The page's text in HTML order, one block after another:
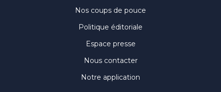
Nos coups de pouce
Politique éditoriale
Espace presse
Nous contacter
Notre application